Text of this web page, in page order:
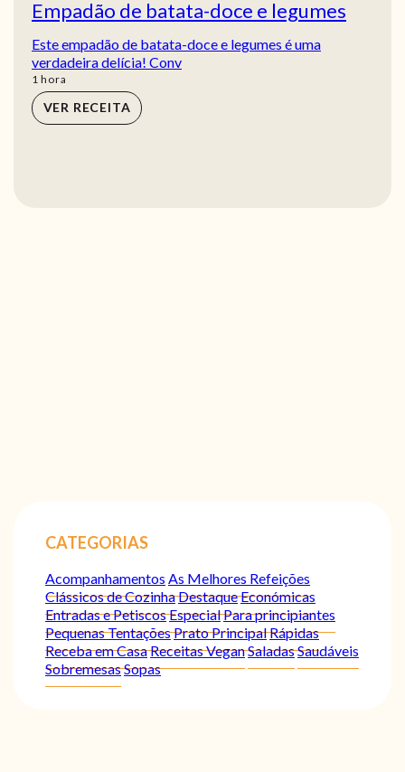
Empadão de batata-doce e legumes
Este empadão de batata-doce e legumes é uma
verdadeira delícia! Conv
1 hora
hora
VER RECEITA
CATEGORIAS
Acompanhamentos As Melhores Refeições
Clássicos de CozinhaDestaqueEconómicas
Entradas e PetiscosEspecialPara principiantes
Pequenas TentaçõesPrato PrincipalRápidas
Receba em CasaReceitas VeganSaladasSaudáveis
SobremesasSopas